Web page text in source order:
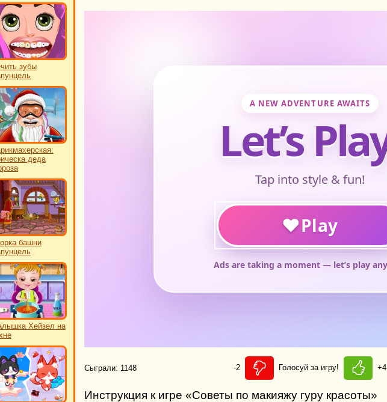
зубы
деда
башни
Хейзел на
Сыграли: 1148 -2 Голосуй за игру! +4
Инструкция к игре «Советы по макияжу гуру красоты»